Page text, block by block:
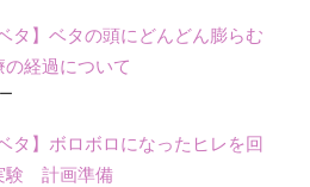
タ】ベタの頭にどんどん膨らむ
経過について
タ】ボロボロになったヒレを回
験 計画準備